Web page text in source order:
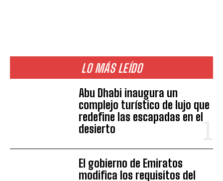
LO MÁS LEÍDO
Abu Dhabi inaugura un
complejo turístico de lujo que
redefine las escapadas en el
desierto
El gobierno de Emiratos
modifica los requisitos del